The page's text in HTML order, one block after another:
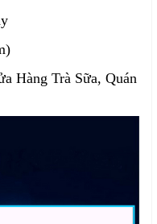
Hàng Trà Sữa, Quán